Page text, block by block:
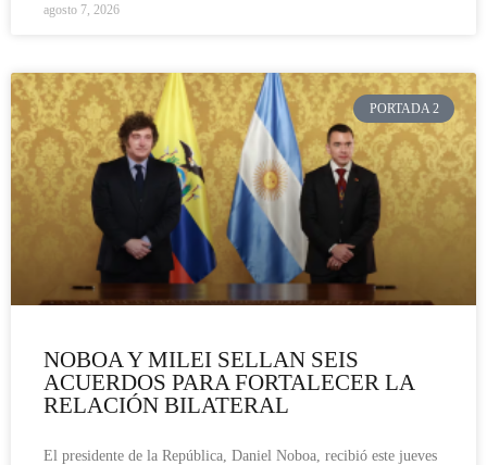
agosto 7, 2026
PORTADA 2
NOBOA Y MILEI SELLAN SEIS
ACUERDOS PARA FORTALECER LA
RELACIÓN BILATERAL
El presidente de la República, Daniel Noboa, recibió este jueves